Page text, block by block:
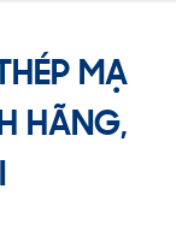
MẠ
HÃNG,